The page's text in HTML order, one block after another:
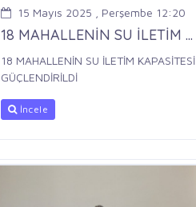
15 Mayıs 2025 , Perşembe 12:20
18 MAHALLENİN SU İLETİM ...
18 MAHALLENİN SU İLETİM KAPASİTESİ
GÜÇLENDİRİLDİ
İncele